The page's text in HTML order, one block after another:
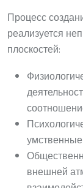
Процесс
реализуется
плоскостей:
внешней